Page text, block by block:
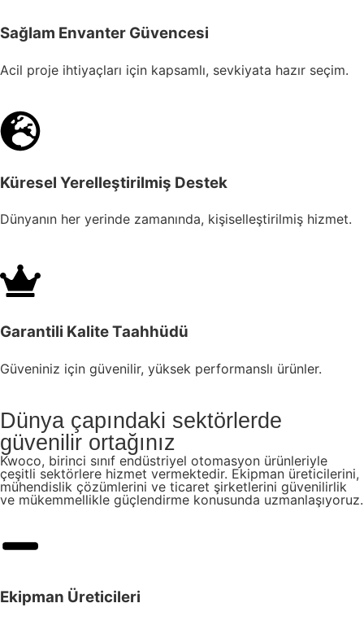
Sağlam Envanter Güvencesi
Acil proje ihtiyaçları için kapsamlı, sevkiyata hazır seçim.
Küresel Yerelleştirilmiş Destek
Dünyanın her yerinde zamanında, kişiselleştirilmiş hizmet.
Garantili Kalite Taahhüdü
Güveniniz için güvenilir, yüksek performanslı ürünler.
Dünya çapındaki sektörlerde
güvenilir ortağınız
Kwoco, birinci sınıf endüstriyel otomasyon ürünleriyle
çeşitli sektörlere hizmet vermektedir. Ekipman üreticilerini,
mühendislik çözümlerini ve ticaret şirketlerini güvenilirlik
ve mükemmellikle güçlendirme konusunda uzmanlaşıyoruz.
Ekipman Üreticileri